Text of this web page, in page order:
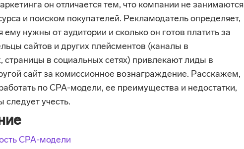
он отличается тем, что компании не занимаются
и поиском покупателей. Рекламодатель определяет,
ему нужны от аудитории и сколько он готов платить за
сайтов и других плейсментов (каналы в
страницы в социальных сетях) привлекают лиды в
сайт за комиссионное вознаграждение. Расскажем,
по CPA-модели, ее преимущества и недостатки,
следует учесть.
CPA-модели